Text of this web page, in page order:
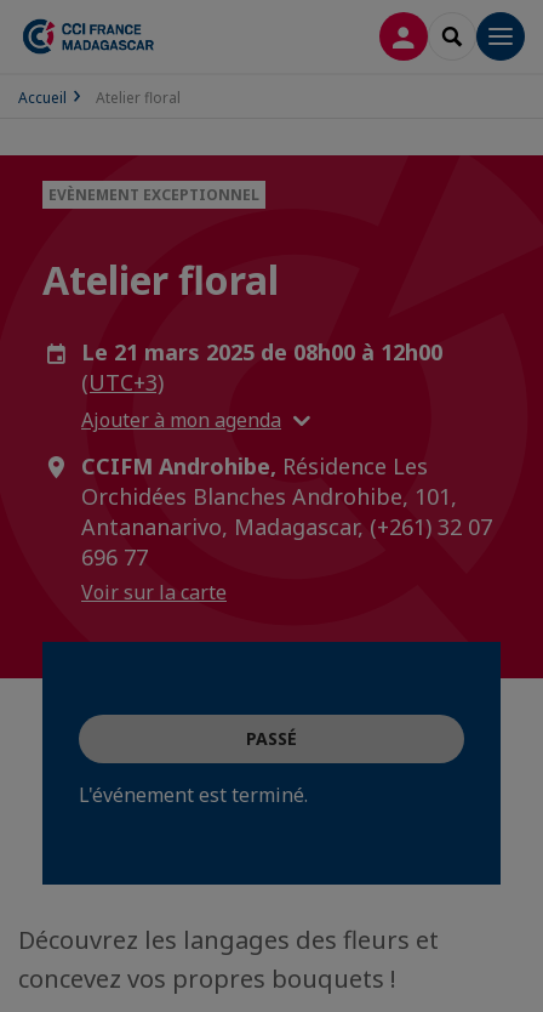
CONNEXION
Accueil Atelier floral
EVÈNEMENT EXCEPTIONNEL
Atelier floral
Le 21 mars 2025 de 08h00 à 12h00
(UTC+3)
Ajouter à mon agenda
CCIFM Androhibe, Résidence Les
Orchidées Blanches Androhibe, 101,
Antananarivo, Madagascar, (+261) 32 07
696 77
Voir sur la carte
PASSÉ
L'événement est terminé.
Découvrez les langages des fleurs et
concevez vos propres bouquets !